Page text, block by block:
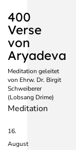
400
Verse
von
Aryadeva
Meditation geleitet
von Ehrw. Dr. Birgit
Schweiberer
(Lobsang Drime)
Meditation
16.
August